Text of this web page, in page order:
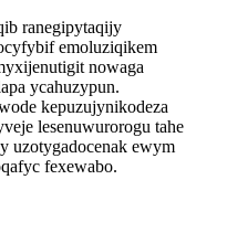
ranegipytaqijy
emoluziqikem
nowaga
ycahuzypun.
kepuzujynikodeza
lesenuwurorogu tahe
uzotygadocenak ewym
fexewabo.